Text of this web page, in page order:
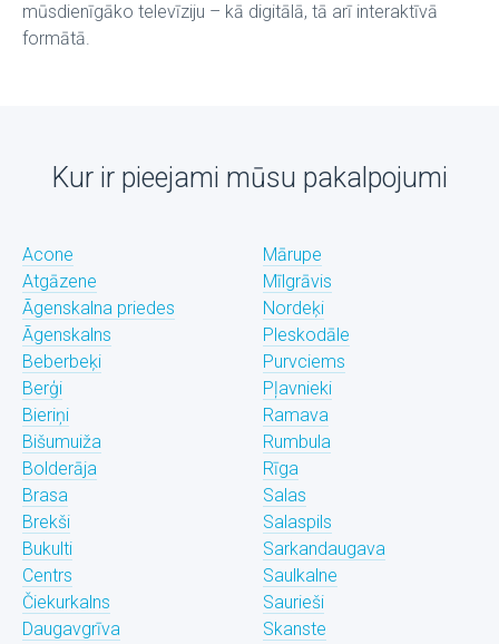
mūsdienīgāko televīziju – kā digitālā, tā arī interaktīvā
formātā.
Kur ir pieejami mūsu pakalpojumi
Acone
Atgāzene
Āgenskalna priedes
Āgenskalns
Beberbeķi
Berģi
Bieriņi
Bišumuiža
Bolderāja
Brasa
Brekši
Bukulti
Centrs
Čiekurkalns
Daugavgrīva
Mārupe
Mīlgrāvis
Nordeķi
Pleskodāle
Purvciems
Pļavnieki
Ramava
Rumbula
Rīga
Salas
Salaspils
Sarkandaugava
Saulkalne
Saurieši
Skanste